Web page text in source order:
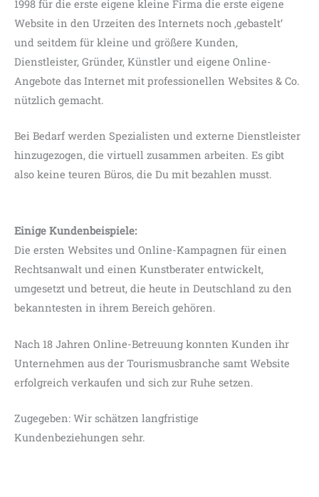
1998 für die erste eigene kleine Firma die erste eigene
Website in den Urzeiten des Internets noch ‚gebastelt‘
und seitdem für kleine und größere Kunden,
Dienstleister, Gründer, Künstler und eigene Online-
Angebote das Internet mit professionellen Websites & Co.
nützlich gemacht.
Bei Bedarf werden Spezialisten und externe Dienstleister
hinzugezogen, die virtuell zusammen arbeiten. Es gibt
also keine teuren Büros, die Du mit bezahlen musst.
Einige Kundenbeispiele:
Die ersten Websites und Online-Kampagnen für einen
Rechtsanwalt und einen Kunstberater entwickelt,
umgesetzt und betreut, die heute in Deutschland zu den
bekanntesten in ihrem Bereich gehören.
Nach 18 Jahren Online-Betreuung konnten Kunden ihr
Unternehmen aus der Tourismusbranche samt Website
erfolgreich verkaufen und sich zur Ruhe setzen.
Zugegeben: Wir schätzen langfristige
Kundenbeziehungen sehr.